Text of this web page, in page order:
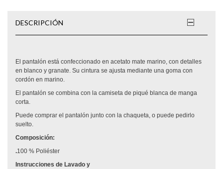
DESCRIPCIÓN
El pantalón está confeccionado en acetato mate marino, con detalles
en blanco y granate. Su cintura se ajusta mediante una goma con
cordón en marino.
El pantalón se combina con la camiseta de piqué blanca de manga
corta.
Puede comprar el pantalón junto con la chaqueta, o puede pedirlo
suelto.
Composición:
.100 % Poliéster
Instrucciones de Lavado y